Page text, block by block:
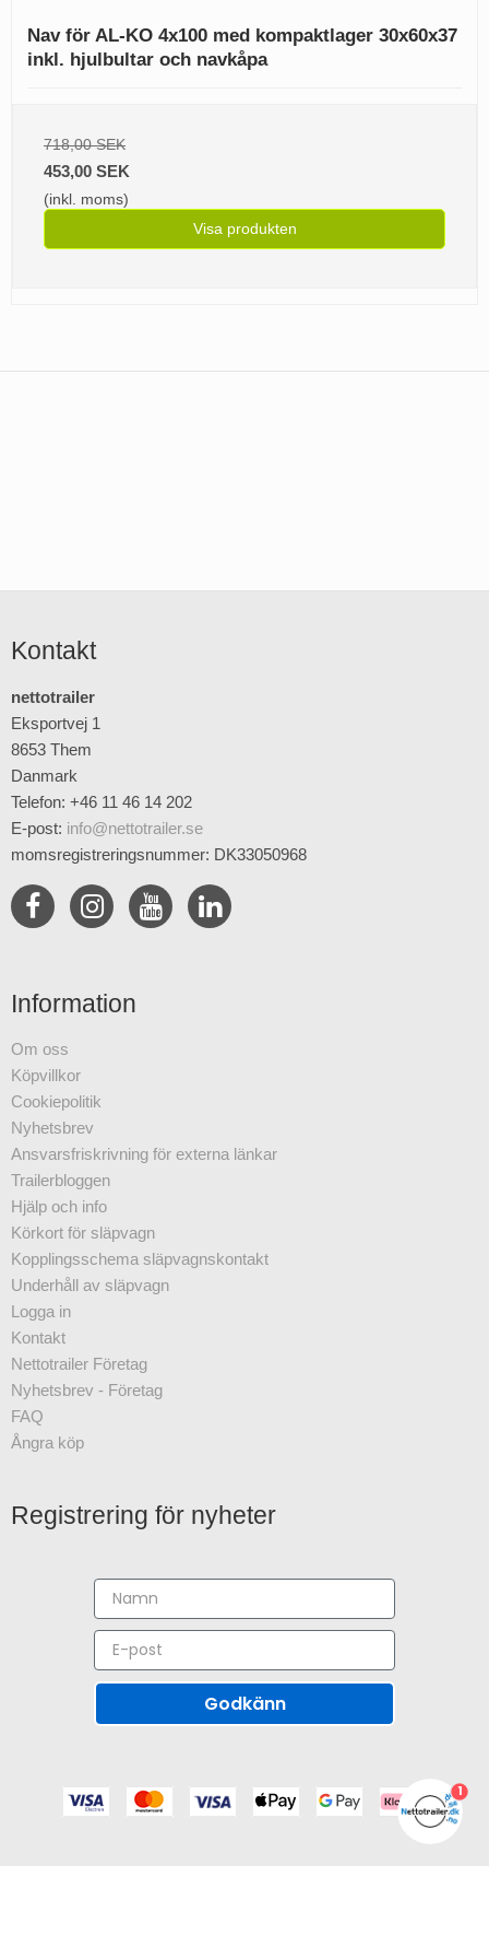
Nav för AL-KO 4x100 med kompaktlager 30x60x37
inkl. hjulbultar och navkåpa
718,00 SEK
453,00 SEK
(inkl. moms)
Visa produkten
Kontakt
nettotrailer
Eksportvej 1
8653 Them
Danmark
Telefon: +46 11 46 14 202
E-post: info@nettotrailer.se
momsregistreringsnummer: DK33050968
Information
Om oss
Köpvillkor
Cookiepolitik
Nyhetsbrev
Ansvarsfriskrivning för externa länkar
Trailerbloggen
Hjälp och info
Körkort för släpvagn
Kopplingsschema släpvagnskontakt
Underhåll av släpvagn
Logga in
Kontakt
Nettotrailer Företag
Nyhetsbrev - Företag
FAQ
Ångra köp
Registrering för nyheter
Godkänn
1